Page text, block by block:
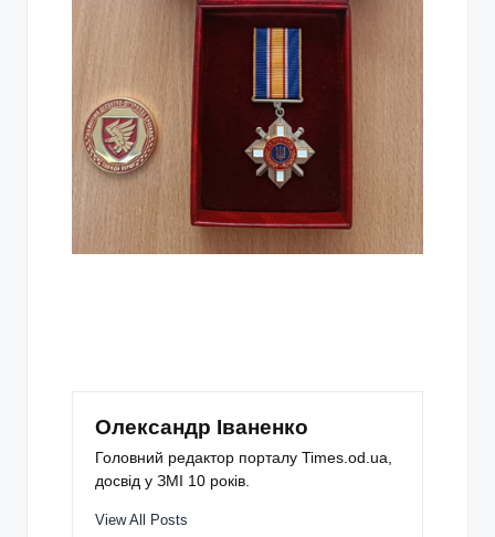
Олександр Іваненко
Головний редактор порталу Times.od.ua,
досвід у ЗМІ 10 років.
View All Posts